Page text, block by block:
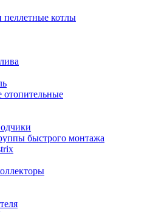
пеллетные котлы
отопительные
быстрого монтажа